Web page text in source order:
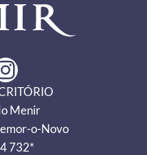
Menir
o-Novo
732*